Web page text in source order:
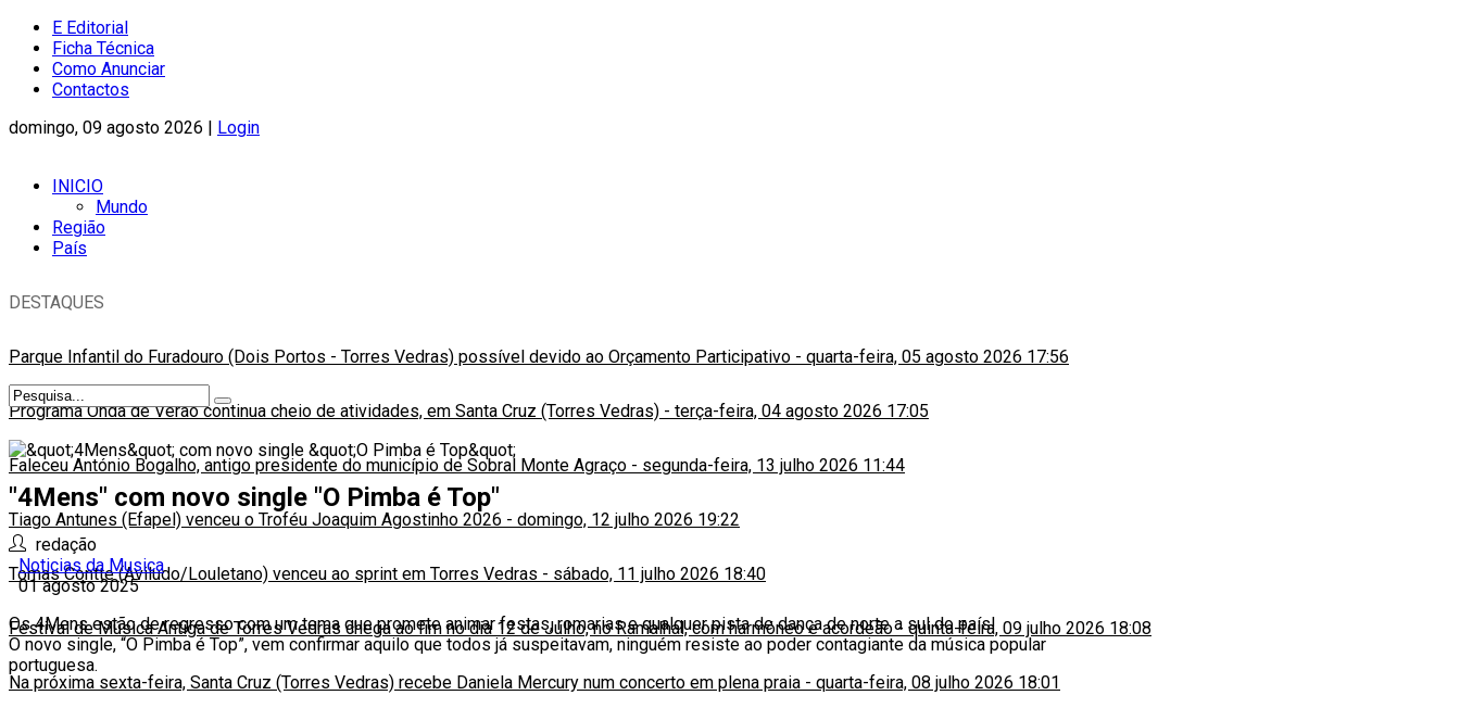
E Editorial
Ficha Técnica
Como Anunciar
Contactos
domingo, 09 agosto 2026 | Login
INICIO
Mundo
Região
País
DESTAQUES
Parque Infantil do Furadouro (Dois Portos - Torres Vedras) possível devido ao Orçamento Participativo - quarta-feira, 05 agosto 2026 17:56
Programa Onda de Verão continua cheio de atividades, em Santa Cruz (Torres Vedras) - terça-feira, 04 agosto 2026 17:05
Faleceu António Bogalho, antigo presidente do município de Sobral Monte Agraço - segunda-feira, 13 julho 2026 11:44
Tiago Antunes (Efapel) venceu o Troféu Joaquim Agostinho 2026 - domingo, 12 julho 2026 19:22
Tomas Contte (Aviludo/Louletano) venceu ao sprint em Torres Vedras - sábado, 11 julho 2026 18:40
Festival de Música Antiga de Torres Vedras chega ao fim no dia 12 de Julho, no Ramalhal, com harmóneo e acordeão- quinta-feira, 09 julho 2026 18:08
Na próxima sexta-feira, Santa Cruz (Torres Vedras) recebe Daniela Mercury num concerto em plena praia - quarta-feira, 08 julho 2026 18:01
"4Mens" com novo single "O Pimba é Top"
redação
Noticias da Musica
01 agosto 2025
Os 4Mens estão de regresso com um tema que promete animar festas, romarias e qualquer pista de dança de norte a sul do país!
O novo single, “O Pimba é Top”, vem confirmar aquilo que todos já suspeitavam, ninguém resiste ao poder contagiante da música popular
portuguesa.